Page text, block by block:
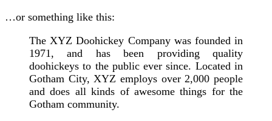
…or something like this:
The XYZ Doohickey Company was founded in
1971, and has been providing quality
doohickeys to the public ever since. Located in
Gotham City, XYZ employs over 2,000 people
and does all kinds of awesome things for the
Gotham community.